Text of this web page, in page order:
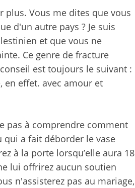
plus. Vous me dites que vous
d'un autre pays ? Je suis
et que vous ne
Ce genre de fracture
est toujours le suivant :
en effet. avec amour et
pas à comprendre comment
qui a fait déborder le vase
à la porte lorsqu’elle aura 18
lui offrirez aucun soutien
n'assisterez pas au mariage,